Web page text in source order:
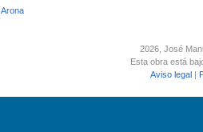
Arona
2026, José
Esta obra está
Aviso legal |